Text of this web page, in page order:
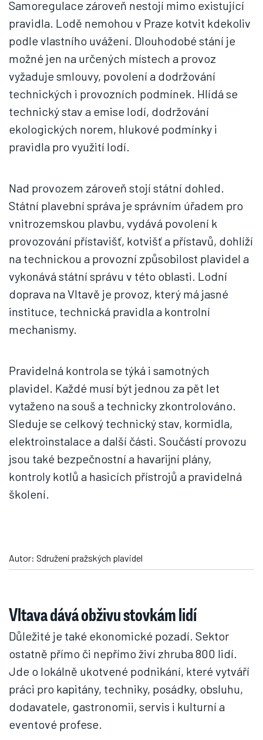
Samoregulace zároveň nestojí mimo existující
pravidla. Lodě nemohou v Praze kotvit kdekoliv
podle vlastního uvážení. Dlouhodobé stání je
možné jen na určených místech a provoz
vyžaduje smlouvy, povolení a dodržování
technických i provozních podmínek. Hlídá se
technický stav a emise lodí, dodržování
ekologických norem, hlukové podmínky i
pravidla pro využití lodí.
Nad provozem zároveň stojí státní dohled.
Státní plavební správa je správním úřadem pro
vnitrozemskou plavbu, vydává povolení k
provozování přístavišť, kotvišť a přístavů, dohlíží
na technickou a provozní způsobilost plavidel a
vykonává státní správu v této oblasti. Lodní
doprava na Vltavě je provoz, který má jasné
instituce, technická pravidla a kontrolní
mechanismy.
Pravidelná kontrola se týká i samotných
plavidel. Každé musí být jednou za pět let
vytaženo na souš a technicky zkontrolováno.
Sleduje se celkový technický stav, kormidla,
elektroinstalace a další části. Součástí provozu
jsou také bezpečnostní a havarijní plány,
kontroly kotlů a hasicích přístrojů a pravidelná
školení.
Autor: Sdružení pražských plavidel
Vltava dává obživu stovkám lidí
Důležité je také ekonomické pozadí. Sektor
ostatně přímo či nepřímo živí zhruba 800 lidí.
Jde o lokálně ukotvené podnikání, které vytváří
práci pro kapitány, techniky, posádky, obsluhu,
dodavatele, gastronomii, servis i kulturní a
eventové profese.